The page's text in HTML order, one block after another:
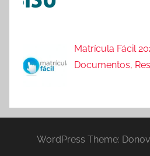
Matrícula Fácil
Documentos,
WordPress Theme: